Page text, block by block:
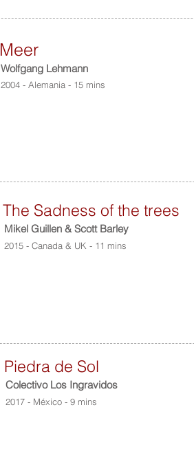
2004 - Alemania - 15 mins
Wolfgang Lehmann
Meer
2015 - Canada & UK - 11 mins
Mikel Guillen & Scott Barley
The Sadness of the trees
Piedra de Sol
Colectivo Los Ingravidos
2017 - México - 9 mins